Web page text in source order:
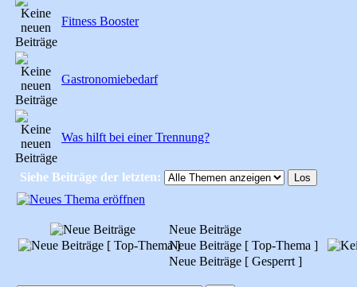
Fitness Booster
Gastronomiebedarf
Was hilft bei einer Trennung?
Siehe Beiträge der letzten:
Neue Beiträge
Neue Beiträge [ Top-Thema ]
Neue Beiträge [ Gesperrt ]